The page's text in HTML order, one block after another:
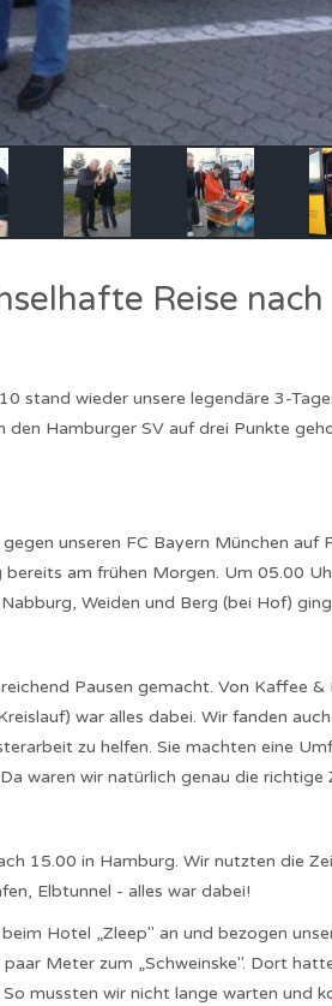
Reise
stand wieder unsere legendäre 3-
den Hamburger SV auf drei Punkte
unseren FC Bayern München
am frühen Morgen. Um 05.00
Weiden und Berg (bei Hof)
Pausen gemacht. Von Kaffee &
war alles dabei. Wir fanden
zu helfen. Sie machten eine
waren wir natürlich genau die richtige
15.00 in Hamburg. Wir nutzten die
Elbtunnel - alles war dabei!
Hotel „Zleep" an und bezogen
Meter zum „Schweinske". Dort
mussten wir nicht lange warten und